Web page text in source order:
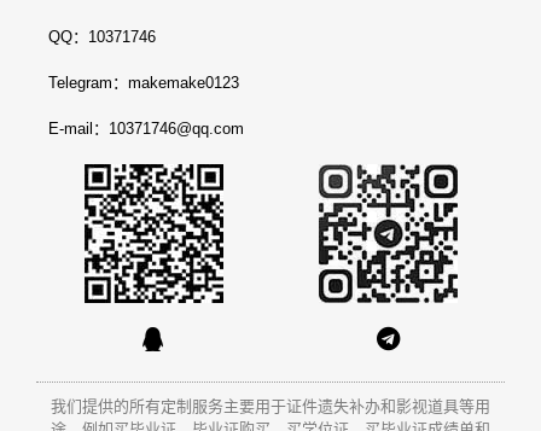
QQ：10371746
Telegram：makemake0123
E-mail：10371746@qq.com
我们提供的所有定制服务主要用于证件遗失补办和影视道具等用